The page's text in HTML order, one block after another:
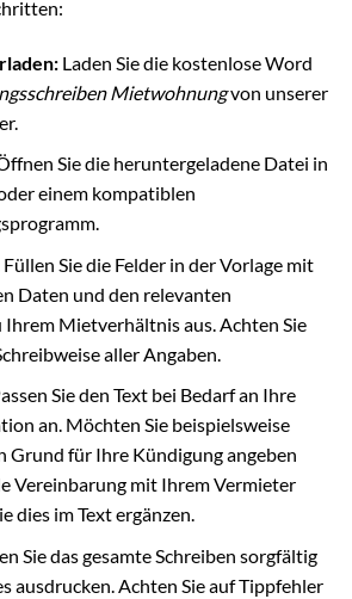
Laden Sie die kostenlose Word
Mietwohnungvon unserer
Sie die heruntergeladene Datei in
einem kompatiblen
Füllen Sie die Felder in der Vorlage mit
Daten und den relevanten
Mietverhältnis aus. Achten Sie
aller Angaben.
Sie den Text bei Bedarf an Ihre
an. Möchten Sie beispielsweise
Grund für Ihre Kündigung angeben
Vereinbarung mit Ihrem Vermieter
dies im Text ergänzen.
Sie das gesamte Schreiben sorgfältig
ausdrucken. Achten Sie auf Tippfehler